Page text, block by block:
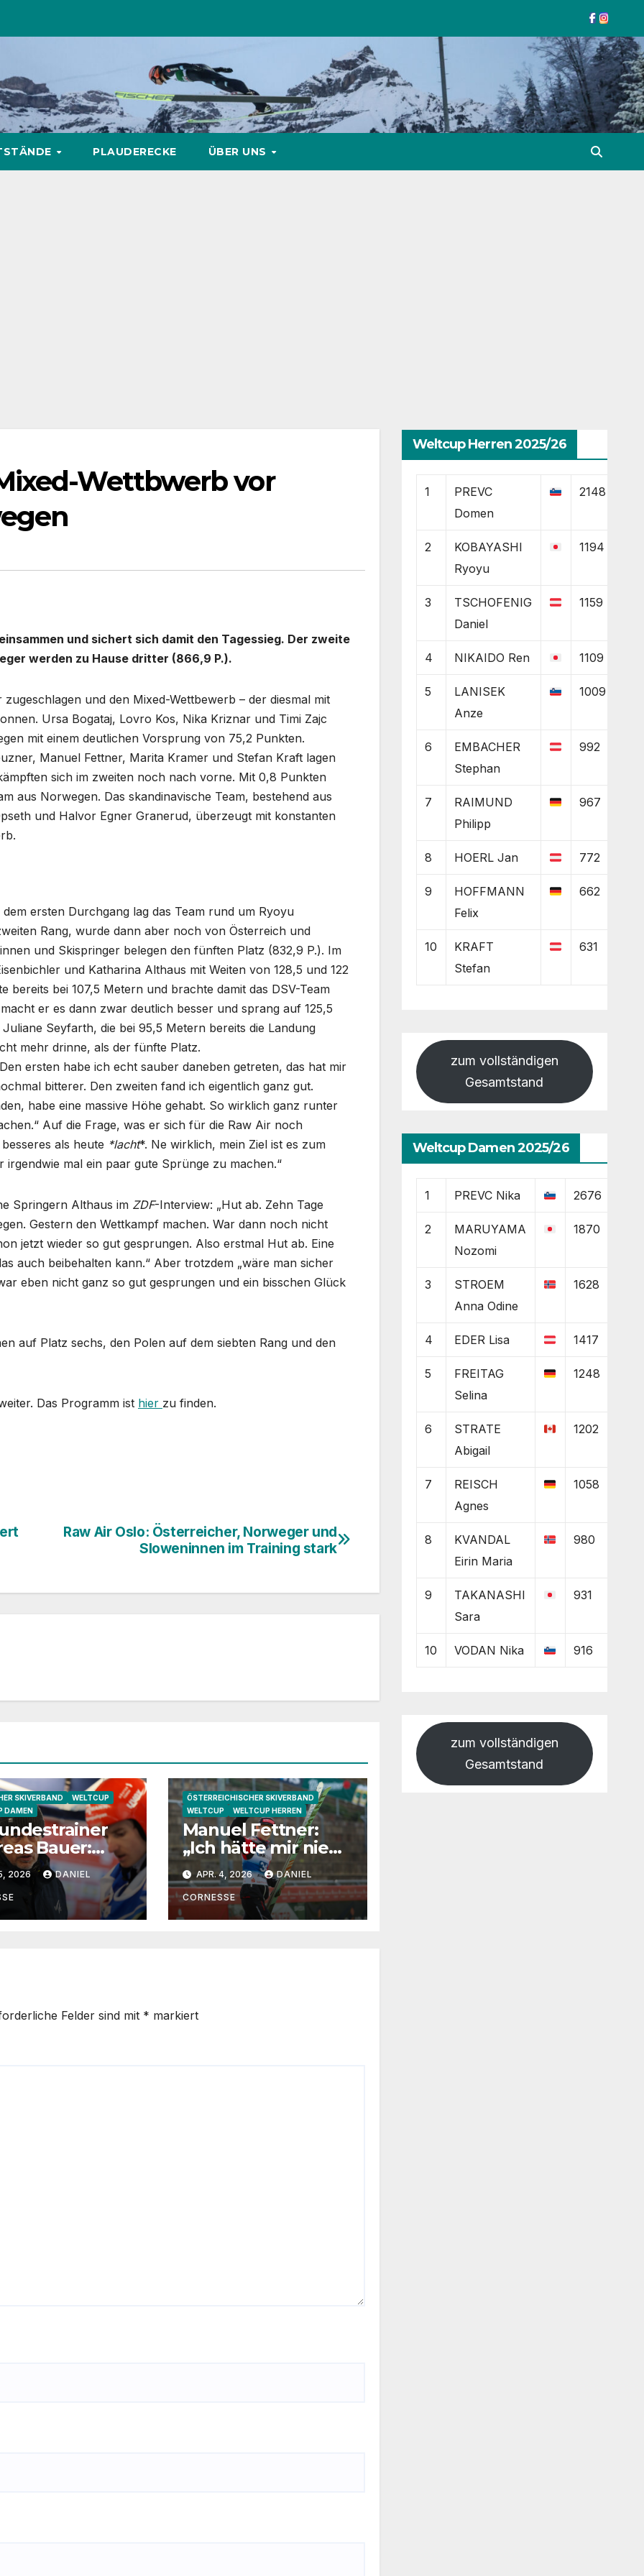
PLAUDERECKE ÜBER UNS
Wettbwerb vor
und sichert sich damit den Tagessieg. Der zweite
werden zu Hause dritter (866,9 P.).
und den Mixed-Wettbewerb – der diesmal mit
Ursa Bogataj, Lovro Kos, Nika Kriznar und Timi Zajc
mit einem deutlichen Vorsprung von 75,2 Punkten.
Manuel Fettner, Marita Kramer und Stefan Kraft lagen
sich im zweiten noch nach vorne. Mit 0,8 Punkten
aus Norwegen. Das skandinavische Team, bestehend aus
und Halvor Egner Granerud, überzeugt mit konstanten
ersten Durchgang lag das Team rund um Ryoyu
Rang, wurde dann aber noch von Österreich und
und Skispringer belegen den fünften Platz (832,9 P.). Im
und Katharina Althaus mit Weiten von 128,5 und 122
bereits bei 107,5 Metern und brachte damit das DSV-Team
er es dann zwar deutlich besser und sprang auf 125,5
Seyfarth, die bei 95,5 Metern bereits die Landung
mehr drinne, als der fünfte Platz.
ersten habe ich echt sauber daneben getreten, das hat mir
bitterer. Den zweiten fand ich eigentlich ganz gut.
habe eine massive Höhe gehabt. So wirklich ganz runter
Auf die Frage, was er sich für die Raw Air noch
als heute *lacht*. Ne wirklich, mein Ziel ist es zum
mal ein paar gute Sprünge zu machen.“
Springern Althaus im ZDF-Interview: „Hut ab. Zehn Tage
Gestern den Wettkampf machen. War dann noch nicht
jetzt wieder so gut gesprungen. Also erstmal Hut ab. Eine
auch beibehalten kann.“ Aber trotzdem „wäre man sicher
eben nicht ganz so gut gesprungen und ein bisschen Glück
auf Platz sechs, den Polen auf dem siebten Rang und den
Das Programm ist hier zu finden.
Raw Air Oslo: Österreicher, Norweger und
Sloweninnen im Training stark
SKIVERBAND
WELTCUP
DAMEN
Bauer:
Schmid
eine extrem
2026 DANIEL
ÖSTERREICHISCHER SKIVERBAND
WELTCUP
WELTCUP HERREN
Manuel Fettner:
„Ich hätte mir nie
vorgestellt, dass ich
so lange springe“
APR. 4, 2026 DANIEL
CORNESSE
Felder sind mit * markiert
Weltcup Herren 2025/26
1
PREVC
Domen
2148
2
KOBAYASHI
Ryoyu
1194
3
TSCHOFENIG
Daniel
1159
4 NIKAIDO Ren 1109
5
LANISEK
Anze
1009
6
EMBACHER
Stephan
992
7
RAIMUND
Philipp
967
8 HOERL Jan 772
9
HOFFMANN
Felix
662
10
KRAFT
Stefan
631
zum vollständigen
Gesamtstand
Weltcup Damen 2025/26
1 PREVC Nika 2676
2
MARUYAMA
Nozomi
1870
3
STROEM
Anna Odine
1628
4 EDER Lisa 1417
5
FREITAG
Selina
1248
6
STRATE
Abigail
1202
7
REISCH
Agnes
1058
8
KVANDAL
Eirin Maria
980
9
TAKANASHI
Sara
931
10 VODAN Nika 916
zum vollständigen
Gesamtstand